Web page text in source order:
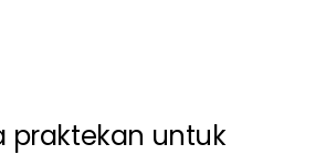
praktekan untuk